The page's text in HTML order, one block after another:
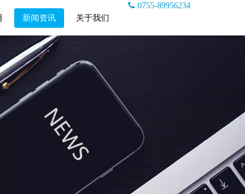
0755-89956234
新闻资讯 关于我们